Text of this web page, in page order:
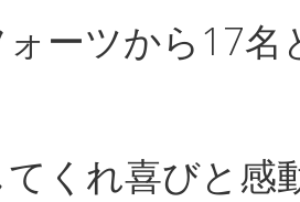
ーツから17
くれ喜びと